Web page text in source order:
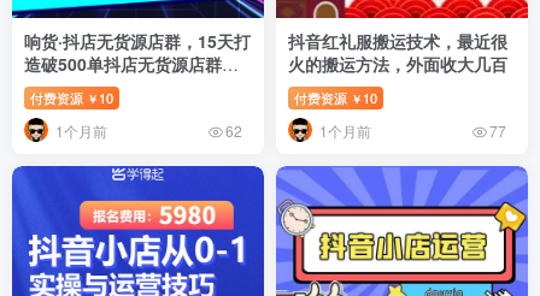
响货·抖店无货源店群，15天打
造破500单抖店无货源店群玩
法付费资源 ￥ 10
1个月前 62
抖音红礼服搬运技术，最近很
火的搬运方法，外面收大几百
付费资源 ￥ 10
1个月前 77